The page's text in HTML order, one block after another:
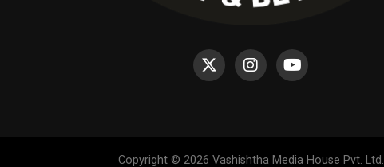
Copyright © 2026 Vashishtha Media House Pvt. Ltd.